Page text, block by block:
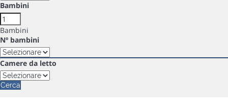
Bambini
Bambini
Nº bambini
Camere da letto
Cerca